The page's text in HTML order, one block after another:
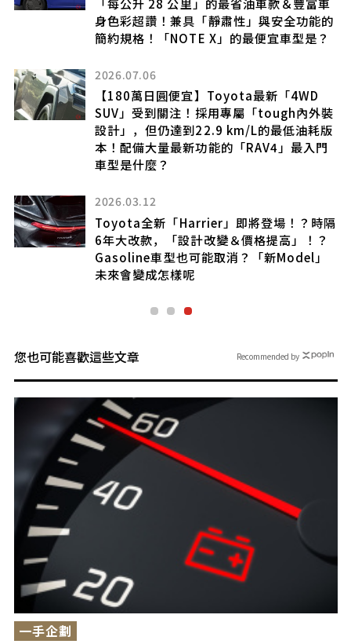
身色彩超讚！兼具「靜肅性」與安全功能的
簡約規格！「NOTE X」的最便宜車型是？
2026.07.06
【180萬日圓便宜】Toyota最新「4WD
SUV」受到關注！採用專屬「tough內外裝
設計」，但仍達到22.9 km/L的最低油耗版
本！配備大量最新功能的「RAV4」最入門
車型是什麼？
2026.03.12
Toyota全新「Harrier」即將登場！？時隔
6年大改款，「設計改變＆價格提高」！？
Gasoline車型也可能取消？「新Model」
未來會變成怎樣呢
您也可能喜歡這些文章
一手企劃
Recommended by